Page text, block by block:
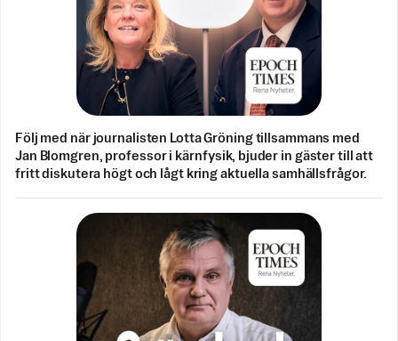
Följ med när journalisten Lotta Gröning tillsammans med
Jan Blomgren, professor i kärnfysik, bjuder in gäster till att
fritt diskutera högt och lågt kring aktuella samhällsfrågor.